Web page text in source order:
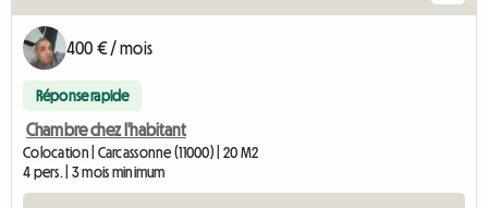
400 € / mois
Réponse rapide
Chambre chez l'habitant
Colocation | Carcassonne (11000) | 20 M2
4 pers. | 3 mois minimum